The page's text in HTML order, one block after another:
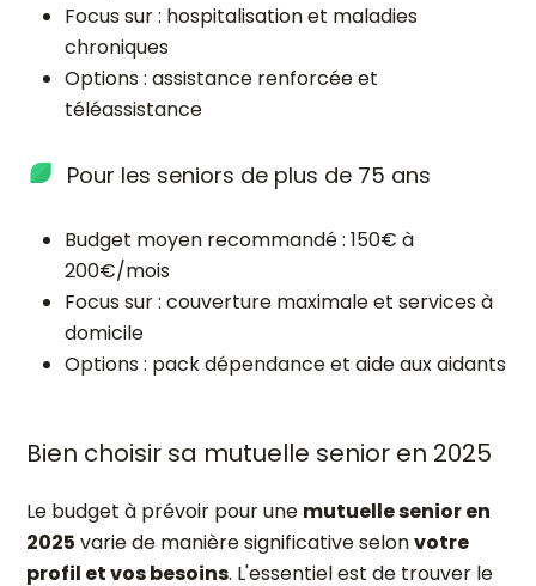
Focus sur : hospitalisation et maladies
chroniques
Options : assistance renforcée et
téléassistance
Pour les seniors de plus de 75 ans
Budget moyen recommandé : 150€ à
200€/mois
Focus sur : couverture maximale et services à
domicile
Options : pack dépendance et aide aux aidants
Bien choisir sa mutuelle senior en 2025
Le budget à prévoir pour une mutuelle senior en
2025 varie de manière significative selonvotre
profil et vos besoins. L'essentiel est de trouver le